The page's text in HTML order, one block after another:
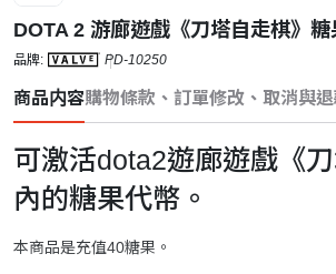
DOTA 2 游廊遊戲《刀塔自走棋》
品牌: PD-10250
商品内容購物條款、訂單修改、取消與
可激活dota2遊廊遊戲《
內的糖果代幣。
本商品是充值40糖果。